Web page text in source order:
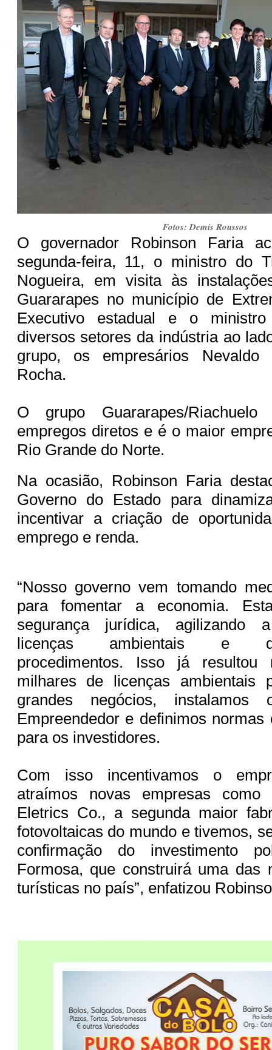
Fotos: Demis Roussos
O governador Robinson Faria
segunda-feira, 11, o ministro do
Nogueira, em visita às
Guararapes no município de
Executivo estadual e o
diversos setores da indústria ao
grupo, os empresários
Rocha.
O grupo Guararapes/
empregos diretos e é o maior
Rio Grande do Norte.
Na ocasião, Robinson Faria
Governo do Estado para
incentivar a criação de
emprego e renda.
“Nosso governo vem tomando
para fomentar a economia.
segurança jurídica, agilizando
licenças ambientais e
procedimentos. Isso já resultou
milhares de licenças ambientais
grandes negócios,
Empreendedor e definimos
para os investidores.
Com isso incentivamos o
atraímos novas empresas
Eletrics Co., a segunda maior
fotovoltaicas do mundo e tivemos,
confirmação do investimento
Formosa, que construirá uma das
turísticas no país”, enfatizou